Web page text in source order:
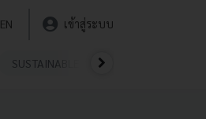
EN เข้าสู่ระบบ
SUSTAINABLE